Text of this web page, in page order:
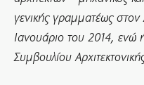
γενικής γραμματέως
Ιανουάριο του 2014, ενώ
Συμβουλίου